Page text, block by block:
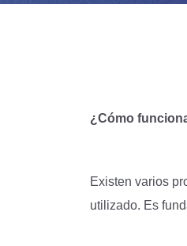
¿Cómo
Existen varios
utilizado. Es